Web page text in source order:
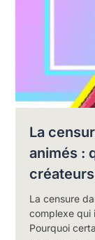
La
animés :
La censure
complexe qui
Pourquoi